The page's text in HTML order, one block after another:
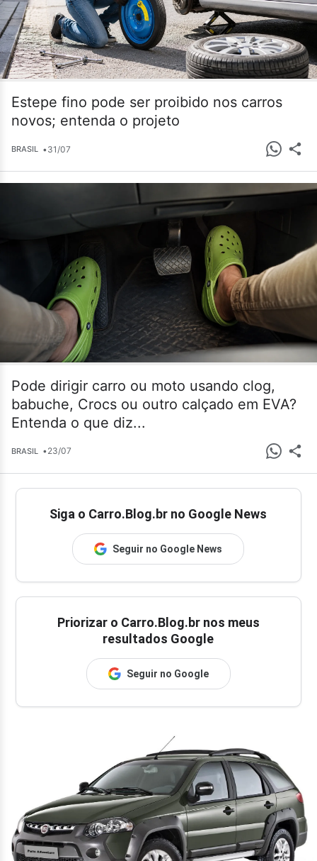
Estepe fino pode ser proibido nos carros
novos; entenda o projeto
BRASIL •31/07
Pode dirigir carro ou moto usando clog,
babuche, Crocs ou outro calçado em EVA?
Entenda o que diz...
BRASIL •23/07
Siga o Carro.Blog.br no Google News
Seguir no Google News
Priorizar o Carro.Blog.br nos meus
resultados Google
Seguir no Google